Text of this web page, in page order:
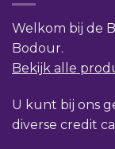
Welkom bij de
Bodour.
Bekijk alle
U kunt bij ons
diverse credit